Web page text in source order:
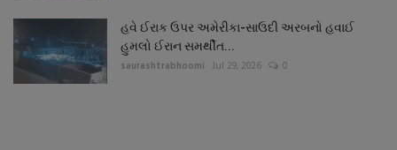
હવે ઈરાક ઉપર અમેરીકા-સાઉદી અરબનો હવાઈ
હુમલો ઈરાન સમર્થીત...
saurashtrabhoomi Jul 29, 2026 0